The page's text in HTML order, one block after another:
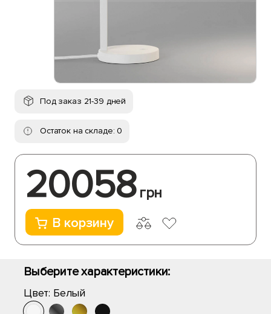
Под заказ 21-39 дней
Остаток на складе: 0
20058 грн
В корзину
Выберите характеристики:
Цвет: Белый